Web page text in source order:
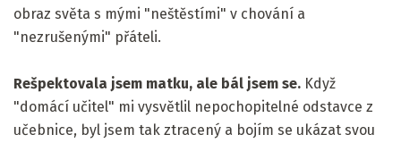
obraz světa s mými "neštěstími" v chování a
"nezrušenými" přáteli.
Rešpektovala jsem matku, ale bál jsem se. Když
"domácí učitel" mi vysvětlil nepochopitelné odstavce z
učebnice, byl jsem tak ztracený a bojím se ukázat svou